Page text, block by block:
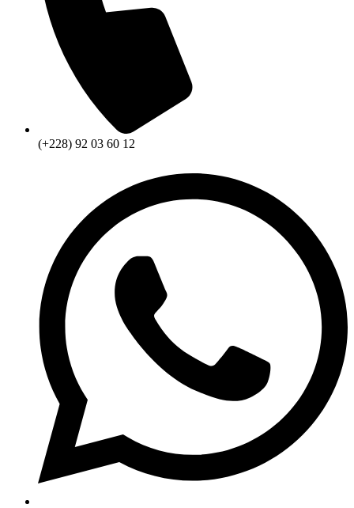
(+228) 92 03 60 12